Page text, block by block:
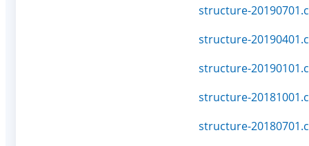
structure-
structure-
structure-
structure-
structure-